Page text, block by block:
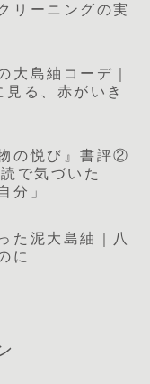
リーニングの実
大島紬コーデ｜
る、赤がいき
の悦び』書評②
で気づいた
分」
た泥大島紬｜八
に